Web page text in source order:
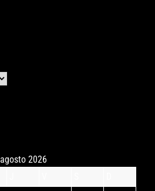
agosto 2026